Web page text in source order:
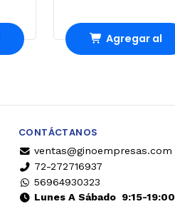
Agregar al
CONTÁCTANOS
ventas@ginoempresas.com
72-272716937
56964930323
Lunes A Sábado9:15-19:00